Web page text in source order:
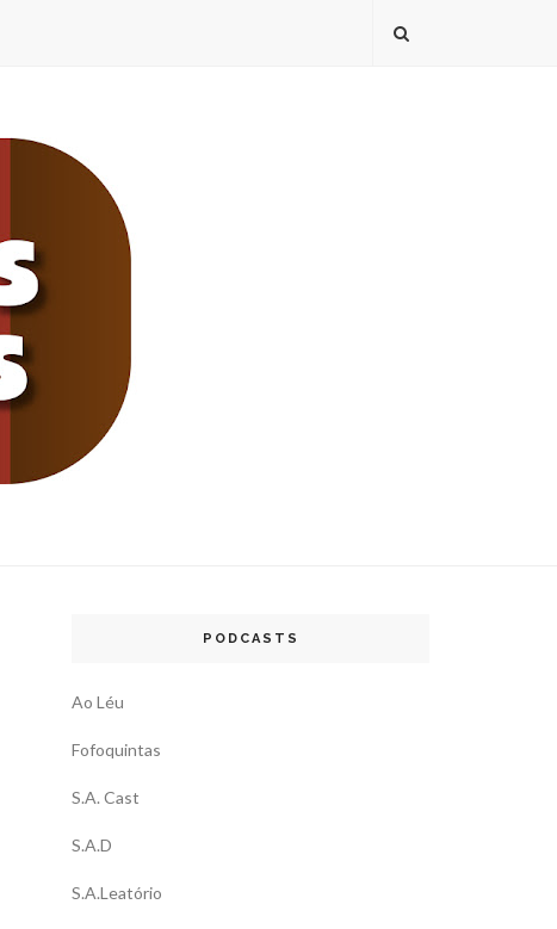
PODCASTS
Ao Léu
Fofoquintas
S.A. Cast
S.A.D
S.A.Leatório